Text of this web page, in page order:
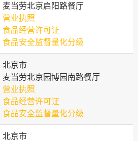
麦当劳北京启阳路餐厅
营业执照
食品经营许可证
食品安全监督量化分级
北京市
麦当劳北京园博园南路餐厅
营业执照
食品经营许可证
食品安全监督量化分级
北京市